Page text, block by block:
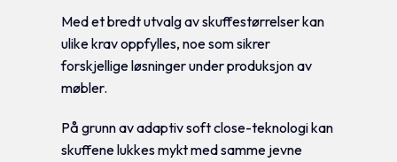
Med et bredt utvalg av skuffestørrelser kan
ulike krav oppfylles, noe som sikrer
forskjellige løsninger under produksjon av
møbler.
På grunn av adaptiv soft close-teknologi kan
skuffene lukkes mykt med samme jevne